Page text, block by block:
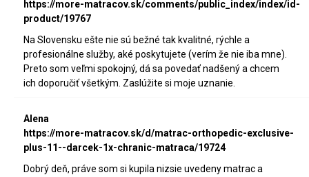
https://more-matracov.sk/comments/public_index/index/id-
product/19767
Na Slovensku ešte nie sú bežné tak kvalitné, rýchle a
profesionálne služby, aké poskytujete (verím že nie iba mne).
Preto som veľmi spokojný, dá sa povedať nadšený a chcem
ich doporučiť všetkým. Zaslúžite si moje uznanie.
Alena
https://more-matracov.sk/d/matrac-orthopedic-exclusive-
plus-11--darcek-1x-chranic-matraca/19724
Dobrý deň, práve som si kupila nizsie uvedeny matrac a